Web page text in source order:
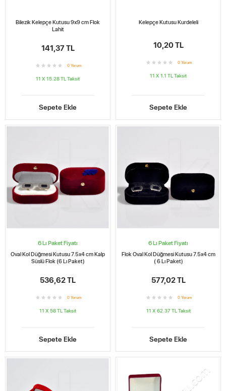
Bilezik Kelepçe Kutusu 9x9 cm Flok
Lahit
141,37 TL
0 Yorum
11 X 15.28 TL Taksit
Sepete Ekle
Kelepçe Kutusu Kurdeleli
10,20 TL
0 Yorum
11 X 1.1 TL Taksit
Sepete Ekle
6 Lı Paket Fiyatı
Oval Kol Düğmesi Kutusu 7.5x4 cm Kalp
Süslü Flok (6 Lı Paket)
536,62 TL
0 Yorum
11 X 58 TL Taksit
Sepete Ekle
6 Lı Paket Fiyatı
Flok Oval Kol Düğmesi Kutusu 7.5x4 cm
( 6 Lı Paket)
577,02 TL
0 Yorum
11 X 62.37 TL Taksit
Sepete Ekle